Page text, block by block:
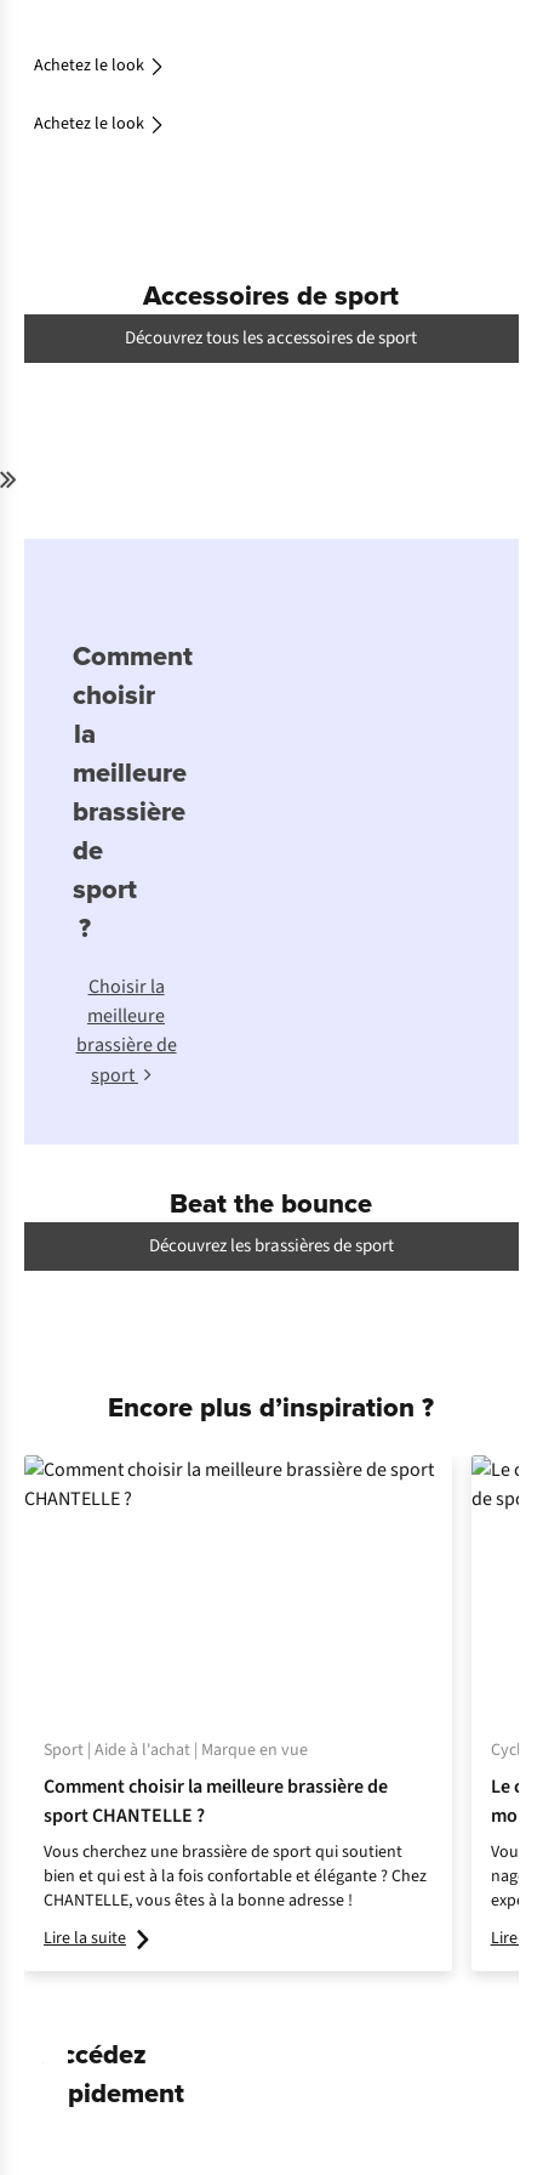
Achetez le look
Achetez le look
Accessoires de sport
Découvrez tous les accessoires de sport
Comment
choisir
la
meilleure
brassière
de
sport
?
Choisir la
meilleure
brassière de
sport
Beat the bounce
Découvrez les brassières de sport
Encore plus d’inspiration ?
Sport | Aide à l'achat | Marque en vue
Comment choisir la meilleure brassière de
sport CHANTELLE ?
Vous cherchez une brassière de sport qui soutient
bien et qui est à la fois confortable et élégante ? Chez
CHANTELLE, vous êtes à la bonne adresse !
Lire la suite
Le
Vous
nager,
expert
Lire la
Accédez
rapidement
T-
shirt
sportif